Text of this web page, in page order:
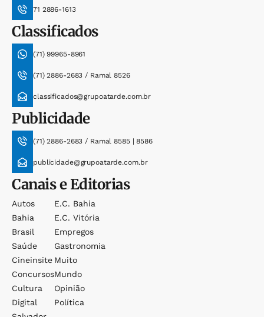
71 2886-1613
Classificados
(71) 99965-8961
(71) 2886-2683 / Ramal 8526
classificados@grupoatarde.com.br
Publicidade
(71) 2886-2683 / Ramal 8585 | 8586
publicidade@grupoatarde.com.br
Canais e Editorias
Autos
Bahia
Brasil
Saúde
Cineinsite
Concursos
Cultura
Digital
E.c. Bahia
E.c. Vitória
Empregos
Gastronomia
Muito
Mundo
Opinião
Política